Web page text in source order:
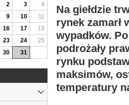
Na giełdzie
rynek zamarł
wypadków.
podrożały
rynku
maksimów,
temperatury
2 3
4
9 10
11
16 17
18
23 24
25
30 31